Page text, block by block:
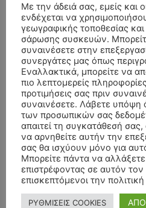
-
Με την άδειά σας, εμείς και
ενδέχεται να
γεωγραφικής τοποθεσίας
σάρωσης συσκευών.
συναινέσετε στην
συνεργάτες μας όπως
Εναλλακτικά, μπορείτε να
πιο λεπτομερείς
προτιμήσεις σας πριν
συναινέσετε. Λάβετε υπόψη
των προσωπικών σας
απαιτεί τη συγκατάθεσή
να αρνηθείτε αυτήν την
σας θα ισχύουν μόνο για
Μπορείτε πάντα να αλλάξετε
επιστρέφοντας σε αυτόν τον
επισκεπτόμενοι την
ΡΥΘΜΙΣΕΙΣ COOKIES